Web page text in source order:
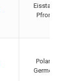
Eisstadion
Pfronten
Polariom
Germering